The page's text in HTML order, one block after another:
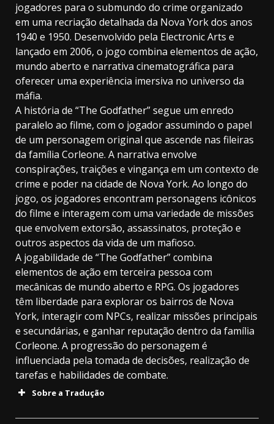
jogadores para o submundo do crime organizado
em uma recriação detalhada da Nova York dos anos
1940 e 1950. Desenvolvido pela Electronic Arts e
lançado em 2006, o jogo combina elementos de ação,
mundo aberto e narrativa cinematográfica para
oferecer uma experiência imersiva no universo da
máfia.
A história de “The Godfather” segue um enredo
paralelo ao filme, com o jogador assumindo o papel
de um personagem original que ascende nas fileiras
da família Corleone. A narrativa envolve
conspirações, traições e vingança em um contexto de
crime e poder na cidade de Nova York. Ao longo do
jogo, os jogadores encontram personagens icônicos
do filme e interagem com uma variedade de missões
que envolvem extorsão, assassinatos, proteção e
outros aspectos da vida de um mafioso.
A jogabilidade de “The Godfather” combina
elementos de ação em terceira pessoa com
mecânicas de mundo aberto e RPG. Os jogadores
têm liberdade para explorar os bairros de Nova
York, interagir com NPCs, realizar missões principais
e secundárias, e ganhar reputação dentro da família
Corleone. A progressão do personagem é
influenciada pela tomada de decisões, realização de
tarefas e habilidades de combate.
Sobre a Tradução